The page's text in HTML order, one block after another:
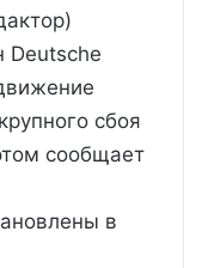
Deutsche
сбоя
сообщает
в